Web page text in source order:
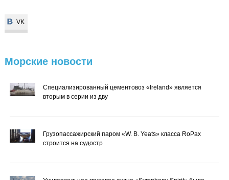
VK
VK
Морские новости
Специализированный цементовоз «Ireland» является
вторым в серии из дву
Грузопассажирский паром «W. B. Yeats» класса RoPax
строится на судостр